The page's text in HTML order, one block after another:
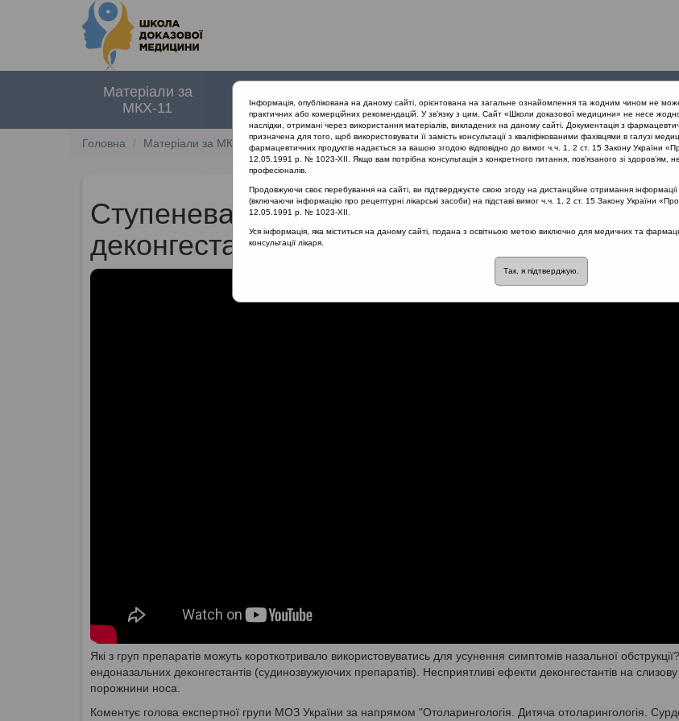
Матеріали за
МКХ-11
документи
заходи
проекту
Головна Матеріали за МКХ-11 04 Порушення імунної системи Ступенева терапія алергічного риніту:
Ступенева терапія алергічного риніту:
деконгестанти
Які з груп препаратів можуть короткотривало використовуватись для усунення симптомів назальної
ендоназальних деконгестантів (судинозвужуючих препаратів). Несприятливі ефекти деконгестантів на
порожнини носа.
Коментує голова експертної групи МОЗ України за напрямом "Отоларингологія. Дитяча отоларингологія.
Інформація, опублікована на даному сайті, орієнтована на загальне ознайомлення та жодним чином не
практичних або комерційних рекомендацій. У зв’язку з цим, Сайт «Школи доказової медицини» не несе жодної
наслідки, отримані через використання матеріалів, викладених на даному сайті. Документація з
призначена для того, щоб використовувати її замість консультації з кваліфікованими фахівцями в галузі
фармацевтичних продуктів надається за вашою згодою відповідно до вимог ч.ч. 1, 2 ст. 15 Закону України
12.05.1991 р. № 1023-XII. Якщо вам потрібна консультація з конкретного питання, пов’язаного зі здоров’ям,
професіоналів.
Продовжуючи своє перебування на сайті, ви підтверджуєте свою згоду на дистанційне отримання інформації
(включаючи інформацію про рецептурні лікарські засоби) на підставі вимог ч.ч. 1, 2 ст. 15 Закону України
12.05.1991 р. № 1023-XII.
Уся інформація, яка міститься на даному сайті, подана з освітньою метою виключно для медичних та
консультації лікаря.
Так, я підтверджую.